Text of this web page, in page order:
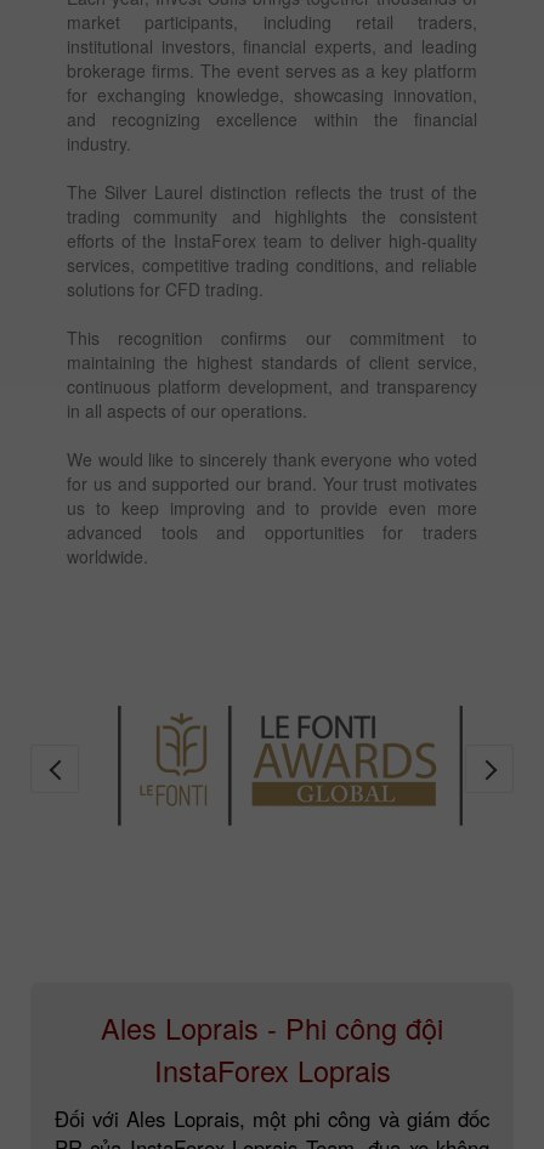
market participants, including retail traders,
institutional investors, financial experts, and leading
brokerage firms. The event serves as a key platform
for exchanging knowledge, showcasing innovation,
and recognizing excellence within the financial
industry.
The Silver Laurel distinction reflects the trust of the
trading community and highlights the consistent
efforts of the InstaForex team to deliver high-quality
services, competitive trading conditions, and reliable
solutions for CFD trading.
This recognition confirms our commitment to
maintaining the highest standards of client service,
continuous platform development, and transparency
in all aspects of our operations.
We would like to sincerely thank everyone who voted
for us and supported our brand. Your trust motivates
us to keep improving and to provide even more
advanced tools and opportunities for traders
worldwide.
Ales Loprais - Phi công đội
InstaForex Loprais
Đối với Ales Loprais, một phi công và giám đốc